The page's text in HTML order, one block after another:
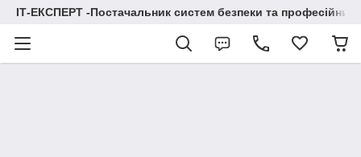
ІТ-ЕКСПЕРТ -Постачальник систем безпеки та професійних